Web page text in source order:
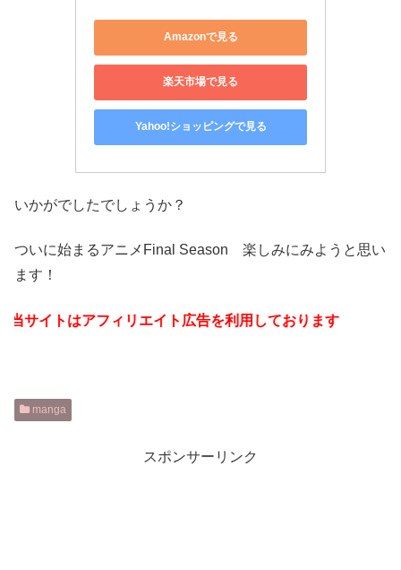
Amazonで見る
楽天市場で見る
Yahoo!ショッピングで見る
いかがでしたでしょうか？
ついに始まるアニメFinal Season 楽しみにみようと思い
ます！
トはアフィリエイト広告を利用しております
manga
スポンサーリンク